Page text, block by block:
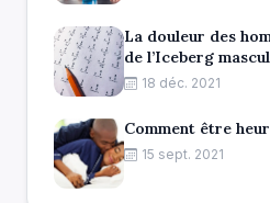
La douleur des
de l’Iceberg
18 déc. 2021
Comment être
15 sept. 2021